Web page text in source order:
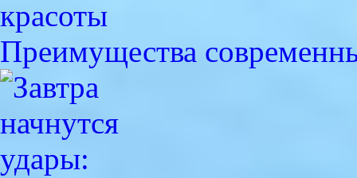
Преимущества